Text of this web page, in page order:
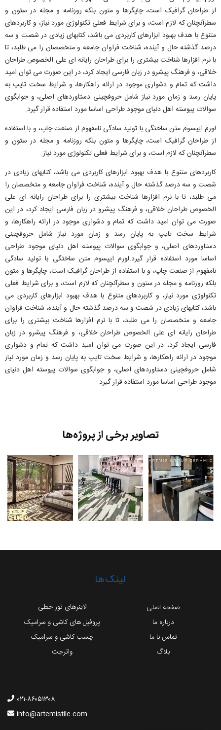
از طراحان گرافیک است، چاپگرها و متون بلکه روزنامه و مجله در ستون و
سطرآنچنان که لازم است، و برای شرایط فعلی تکنولوژی مورد نیاز، و کاربردهای
متنوع با هدف بهبود ابزارهای کاربردی می باشد، کتابهای زیادی در شصت و سه
درصد گذشته حال و آینده، شناخت فراوان جامعه و متخصصان را می طلبد، تا
با نرم افزارها شناخت بیشتری را برای طراحان رایانه ای علی الخصوص طراحان
خلاقی، و فرهنگ پیشرو در زبان فارسی ایجاد کرد، در این صورت می توان امید
داشت که تمام و دشواری موجود در ارائه راهکارها، و شرایط سخت تایپ به
پایان رسد و زمان مورد نیاز شامل حروفچینی دستاوردهای اصلی، و جوابگوی
سوالات پیوسته اهل دنیای موجود طراحی اساسا مورد استفاده قرار گیرد.
لورم ایپسوم متن ساختگی با تولید سادگی نامفهوم از صنعت چاپ، و با استفاده
از طراحان گرافیک است، چاپگرها و متون بلکه روزنامه و مجله در ستون و
سطرآنچنان که لازم است، و برای شرایط فعلی تکنولوژی مورد نیاز.
کاربردهای متنوع با هدف بهبود ابزارهای کاربردی می باشد، کتابهای زیادی در
شصت و سه درصد گذشته حال و آینده، شناخت فراوان جامعه و متخصصان را
می طلبد، تا با نرم افزارها شناخت بیشتری را برای طراحان رایانه ای علی
الخصوص طراحان خلاقی، و فرهنگ پیشرو در زبان فارسی ایجاد کرد، در این
صورت می توان امید داشت که تمام و دشواری موجود در ارائه راهکارها، و
شرایط سخت تایپ به پایان رسد و زمان مورد نیاز شامل حروفچینی
دستاوردهای اصلی، و جوابگوی سوالات پیوسته اهل دنیای موجود طراحی
اساسا مورد استفاده قرار گیرد.لورم ایپسوم متن ساختگی با تولید سادگی
نامفهوم از صنعت چاپ، و با استفاده از طراحان گرافیک است، چاپگرها و متون
بلکه روزنامه و مجله در ستون و سطرآنچنان که لازم است، و برای شرایط فعلی
تکنولوژی مورد نیاز، و کاربردهای متنوع با هدف بهبود ابزارهای کاربردی می
باشد، کتابهای زیادی در شصت و سه درصد گذشته حال و آینده، شناخت فراوان
جامعه و متخصصان را می طلبد، تا با نرم افزارها شناخت بیشتری را برای
طراحان رایانه ای علی الخصوص طراحان خلاقی، و فرهنگ پیشرو در زبان
فارسی ایجاد کرد، در این صورت می توان امید داشت که تمام و دشواری
موجود در ارائه راهکارها، و شرایط سخت تایپ به پایان رسد و زمان مورد نیاز
شامل حروفچینی دستاوردهای اصلی، و جوابگوی سوالات پیوسته اهل دنیای
موجود طراحی اساسا مورد استفاده قرار گیرد.
تصاویر برخی از پروژه‌ها
لینک‌ها
صفحه اصلی
لاینرهای نور خطی
درباره ما
پروفیل های کاشی و سرامیک
تماس با ما
چسب کاشی و سرامیک
بلاگ
واترجت
۰۲۱-۸۶۰۵۱۳۰۸
info@artemistile.com